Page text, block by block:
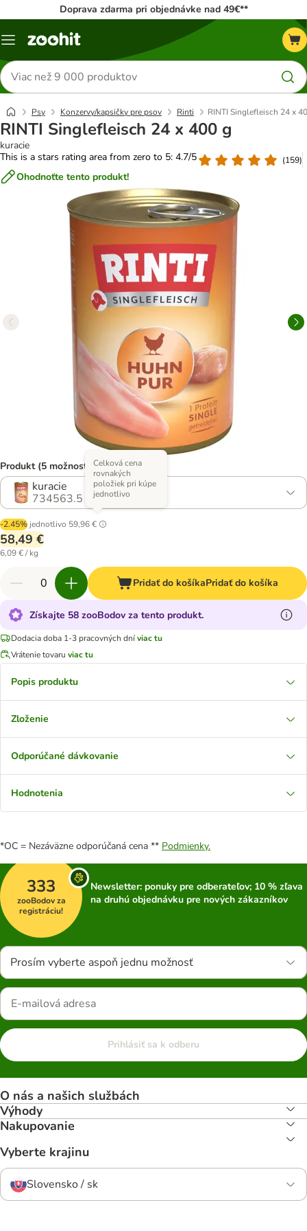
Doprava zdarma pri objednávke nad 49€**
Kategórie
Hľadať
produkty
Psy Konzervy/kapsičky pre psov Rinti RINTI Singlefleisch 24 x
RINTI Singlefleisch 24 x 400 g
kuracie
This is a stars rating area from zero to 5: 4.7/5
(159)
Ohodnoťte tento produkt!
Produkt (5 možností)
kuracie
734563.5
-2.45% jednotlivo 59,96 €
Celková cena
rovnakých
položiek pri kúpe
jednotlivo
58,49 €
6,09 € / kg
Pridať do košíkaPridať do košíka
Získajte 58 zooBodov za tento produkt.
Dodacia doba 1-3 pracovných dníviac tu
Vrátenie tovaru viac tu
Popis produktu
Zloženie
Odporúčané dávkovanie
Hodnotenia
*OC = Nezáväzne odporúčaná cena ** Podmienky.
333
zooBodov za
registráciu!
Newsletter: ponuky pre odberateľov; 10 % zľava
na druhú objednávku pre nových zákazníkov
Prosím vyberte aspoň jednu možnosť
Prihlásiť sa k odberu
O nás a našich službách
Výhody
Nakupovanie
Vyberte krajinu
Slovensko / sk